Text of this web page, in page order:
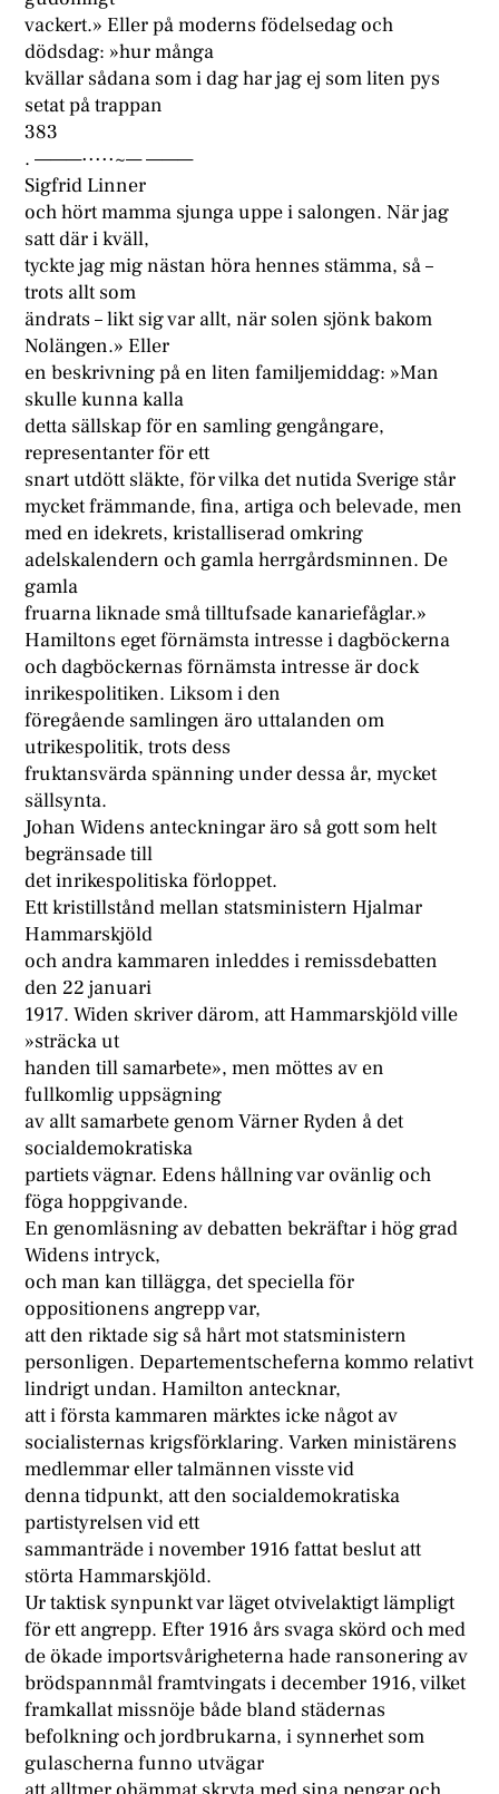
vackert.» Eller på moderns födelsedag och
dödsdag: »hur många
kvällar sådana som i dag har jag ej som liten pys
setat på trappan
383
. ———·····~— ———
Sigfrid Linner
och hört mamma sjunga uppe i salongen. När jag
satt där i kväll,
tyckte jag mig nästan höra hennes stämma, så –
trots allt som
ändrats – likt sig var allt, när solen sjönk bakom
Nolängen.» Eller
en beskrivning på en liten familjemiddag: »Man
skulle kunna kalla
detta sällskap för en samling gengångare,
representanter för ett
snart utdött släkte, för vilka det nutida Sverige står
mycket främmande, fina, artiga och belevade, men
med en idekrets, kristalliserad omkring
adelskalendern och gamla herrgårdsminnen. De
gamla
fruarna liknade små tilltufsade kanariefåglar.»
Hamiltons eget förnämsta intresse i dagböckerna
och dagböckernas förnämsta intresse är dock
inrikespolitiken. Liksom i den
föregående samlingen äro uttalanden om
utrikespolitik, trots dess
fruktansvärda spänning under dessa år, mycket
sällsynta.
Johan Widens anteckningar äro så gott som helt
begränsade till
det inrikespolitiska förloppet.
Ett kristillstånd mellan statsministern Hjalmar
Hammarskjöld
och andra kammaren inleddes i remissdebatten
den 22 januari
1917. Widen skriver därom, att Hammarskjöld ville
»sträcka ut
handen till samarbete», men möttes av en
fullkomlig uppsägning
av allt samarbete genom Värner Ryden å det
socialdemokratiska
partiets vägnar. Edens hållning var ovänlig och
föga hoppgivande.
En genomläsning av debatten bekräftar i hög grad
Widens intryck,
och man kan tillägga, det speciella för
oppositionens angrepp var,
att den riktade sig så hårt mot statsministern
personligen. Departementscheferna kommo relativt
lindrigt undan. Hamilton antecknar,
att i första kammaren märktes icke något av
socialisternas krigsförklaring. Varken ministärens
medlemmar eller talmännen visste vid
denna tidpunkt, att den socialdemokratiska
partistyrelsen vid ett
sammanträde i november 1916 fattat beslut att
störta Hammarskjöld.
Ur taktisk synpunkt var läget otvivelaktigt lämpligt
för ett angrepp. Efter 1916 års svaga skörd och med
de ökade importsvårigheterna hade ransonering av
brödspannmål framtvingats i december 1916, vilket
framkallat missnöje både bland städernas
befolkning och jordbrukarna, i synnerhet som
gulascherna funno utvägar